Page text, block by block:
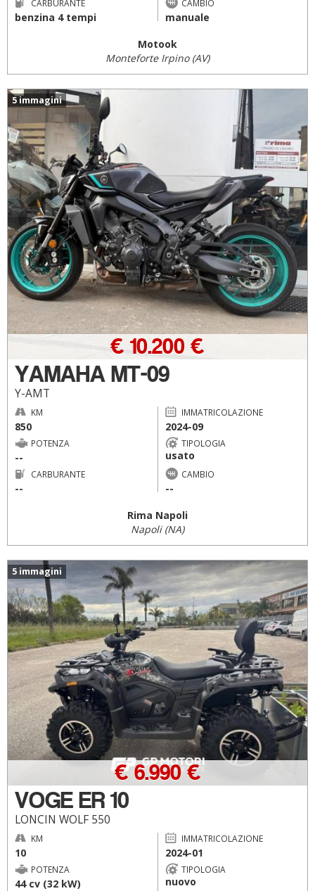
CARBURANTE
benzina 4 tempi
CAMBIO
manuale
Motook
Monteforte Irpino (AV)
5 immagini
YAMAHA MT-09
Y-AMT
€ 10.200 €
KM
850
IMMATRICOLAZIONE
2024-09
POTENZA
--
TIPOLOGIA
usato
CARBURANTE
--
CAMBIO
--
Rima Napoli
Napoli (NA)
5 immagini
VOGE ER 10
LONCIN WOLF 550
€ 6.990 €
KM
10
IMMATRICOLAZIONE
2024-01
POTENZA
44 cv (32 kW)
TIPOLOGIA
nuovo